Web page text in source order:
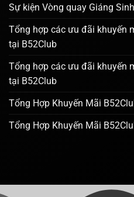
Sự kiện Vòng quay Giáng
Tổng hợp các ưu đãi khuyến
tại B52Club
Tổng hợp các ưu đãi khuyến
tại B52Club
Tổng Hợp Khuyến Mãi
Tổng Hợp Khuyến Mãi